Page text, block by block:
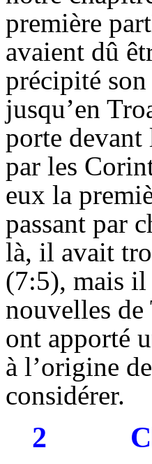
première
avaient dû
précipité
jusqu’en
porte devant
par les
eux la
passant par
là, il avait
(7:5), mais il
nouvelles
ont apporté
à l’origine
considérer.
2